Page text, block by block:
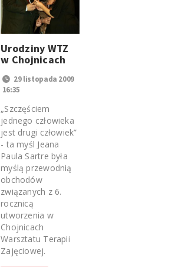
Urodziny WTZ
w Chojnicach
29 listopada 2009
16:35
„Szczęściem
jednego człowieka
jest drugi człowiek”
- ta myśl Jeana
Paula Sartre była
myślą przewodnią
obchodów
związanych z 6.
rocznicą
utworzenia w
Chojnicach
Warsztatu Terapii
Zajęciowej.